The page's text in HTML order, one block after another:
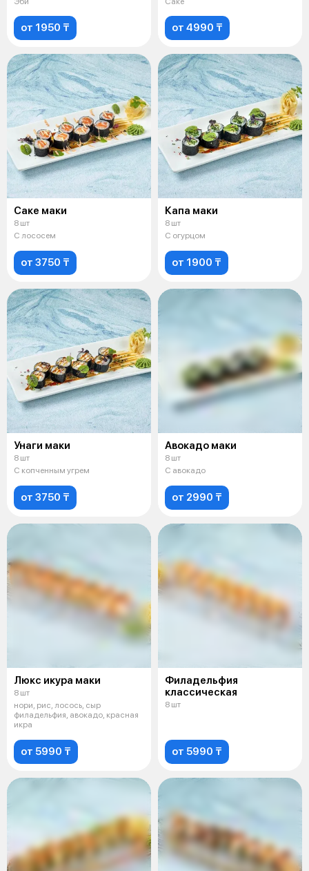
от 1950 ₸ от 4990 ₸
Саке маки
8 шт
С лососем
от 3750 ₸
Капа маки
8 шт
С огурцом
от 1900 ₸
Унаги маки
8 шт
С копченным угрем
от 3750 ₸
Авокадо маки
8 шт
С авокадо
от 2990 ₸
Люкс икура маки
8 шт
нори, рис, лосось, сыр
филадельфия, авокадо, красная
икра
от 5990 ₸
Филадельфия
классическая
8 шт
от 5990 ₸